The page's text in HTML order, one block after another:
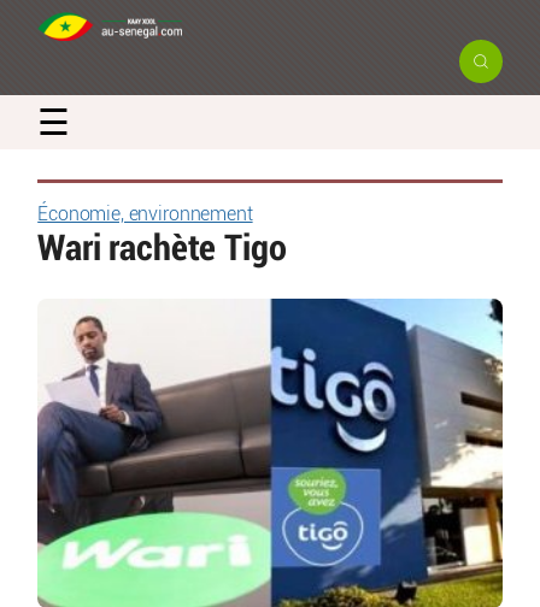
☰
Économie, environnement
Wari rachète Tigo